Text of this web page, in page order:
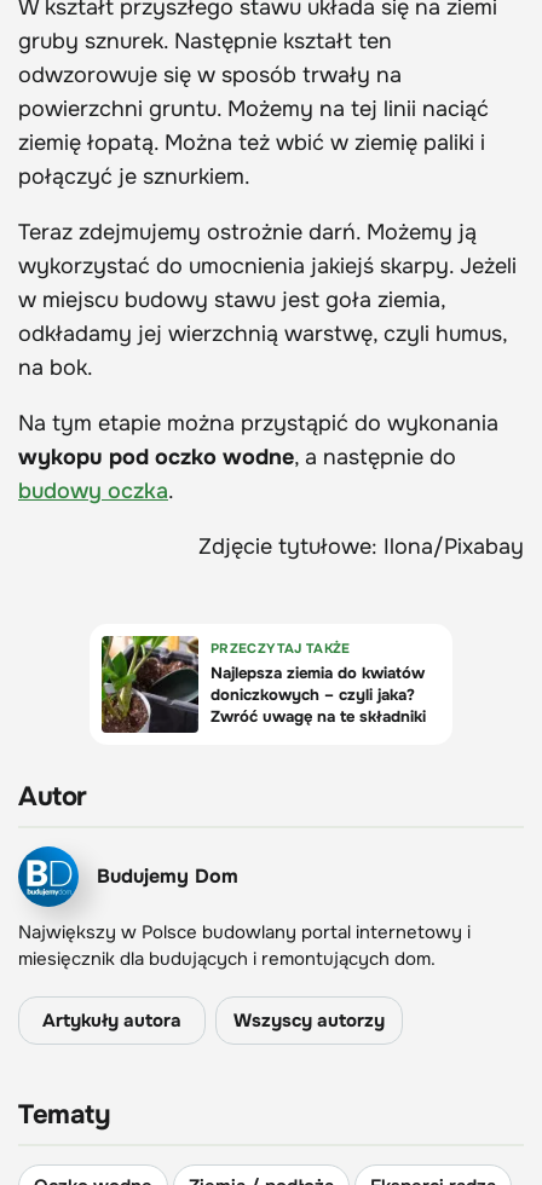
W kształt przyszłego stawu układa się na ziemi
gruby sznurek. Następnie kształt ten
odwzorowuje się w sposób trwały na
powierzchni gruntu. Możemy na tej linii naciąć
ziemię łopatą. Można też wbić w ziemię paliki i
połączyć je sznurkiem.
Teraz zdejmujemy ostrożnie darń. Możemy ją
wykorzystać do umocnienia jakiejś skarpy. Jeżeli
w miejscu budowy stawu jest goła ziemia,
odkładamy jej wierzchnią warstwę, czyli humus,
na bok.
Na tym etapie można przystąpić do wykonania
wykopu pod oczko wodne, a następnie do
budowy oczka.
Zdjęcie tytułowe: Ilona/Pixabay
Autor
Budujemy Dom
Największy w Polsce budowlany portal internetowy i
miesięcznik dla budujących i remontujących dom.
Artykuły autora Wszyscy autorzy
Tematy